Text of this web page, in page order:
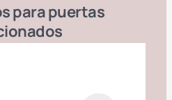
para puertas